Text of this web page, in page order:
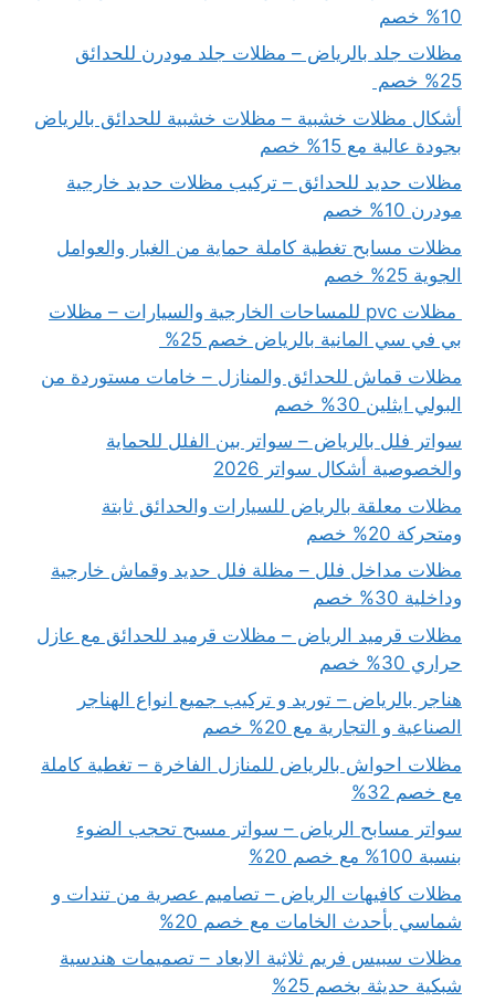
10% خصم
مظلات جلد بالرياض – مظلات جلد مودرن للحدائق
25% خصم
أشكال مظلات خشبية – مظلات خشبية للحدائق بالرياض
بجودة عالية مع 15% خصم
مظلات حديد للحدائق – تركيب مظلات حديد خارجية
مودرن 10% خصم
مظلات مسابح تغطية كاملة حماية من الغبار والعوامل
الجوية 25% خصم
مظلات pvc للمساحات الخارجية والسيارات – مظلات
بي في سي المانية بالرياض خصم 25%
مظلات قماش للحدائق والمنازل – خامات مستوردة من
البولي ايثلين 30% خصم
سواتر فلل بالرياض – سواتر بين الفلل للحماية
والخصوصية أشكال سواتر 2026
مظلات معلقة بالرياض للسيارات والحدائق ثابتة
ومتحركة 20% خصم
مظلات مداخل فلل – مظلة فلل حديد وقماش خارجية
وداخلية 30% خصم
مظلات قرميد الرياض – مظلات قرميد للحدائق مع عازل
حراري 30% خصم
هناجر بالرياض – توريد و تركيب جميع انواع الهناجر
الصناعية و التجارية مع 20% خصم
مظلات احواش بالرياض للمنازل الفاخرة – تغطية كاملة
مع خصم 32%
سواتر مسابح الرياض – سواتر مسبح تحجب الضوء
بنسبة 100% مع خصم 20%
مظلات كافيهات الرياض – تصاميم عصرية من تندات و
شماسي بأحدث الخامات مع خصم 20%
مظلات سبيس فريم ثلاثية الابعاد – تصميمات هندسية
شبكية حديثة بخصم 25%